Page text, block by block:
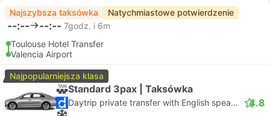
Najszybsza taksówka Natychmiastowe potwierdzenie
--:-- --:-- 7godz. i 6m
Toulouse Hotel Transfer
Valencia Airport
Najpopularniejsza klasa
Standard 3pax | Taksówka
Daytrip private transfer with English speaking driver 4.8